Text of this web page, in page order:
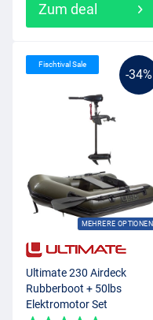
Zum deal
-34%
MEHRERE OPTIONEN
Fischtival Sale
Ultimate 230 Airdeck
Rubberboot + 50lbs
Elektromotor Set